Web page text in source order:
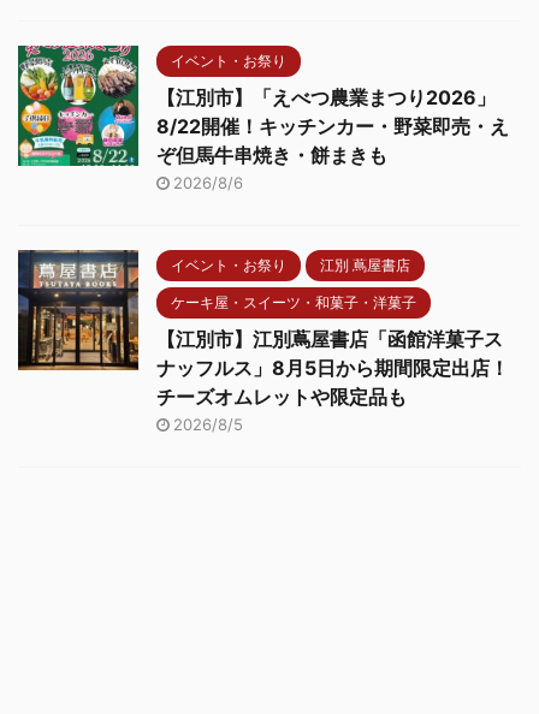
イベント・お祭り
【江別市】「えべつ農業まつり2026」
8/22開催！キッチンカー・野菜即売・え
ぞ但馬牛串焼き・餅まきも
2026/8/6
イベント・お祭り 江別 蔦屋書店
ケーキ屋・スイーツ・和菓子・洋菓子
【江別市】江別蔦屋書店「函館洋菓子ス
ナッフルス」8月5日から期間限定出店！
チーズオムレットや限定品も
2026/8/5